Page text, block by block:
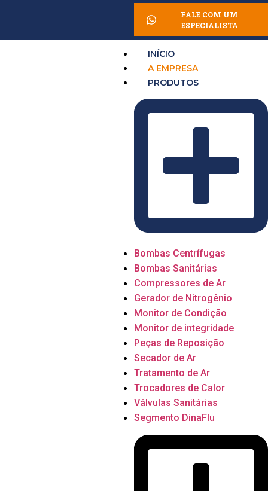
FALE COM UM
ESPECIALISTA
INÍCIO
A EMPRESA
PRODUTOS
Bombas Centrífugas
Bombas Sanitárias
Compressores de Ar
Gerador de Nitrogênio
Monitor de Condição
Monitor de integridade
Peças de Reposição
Secador de Ar
Tratamento de Ar
Trocadores de Calor
Válvulas Sanitárias
Segmento DinaFlu